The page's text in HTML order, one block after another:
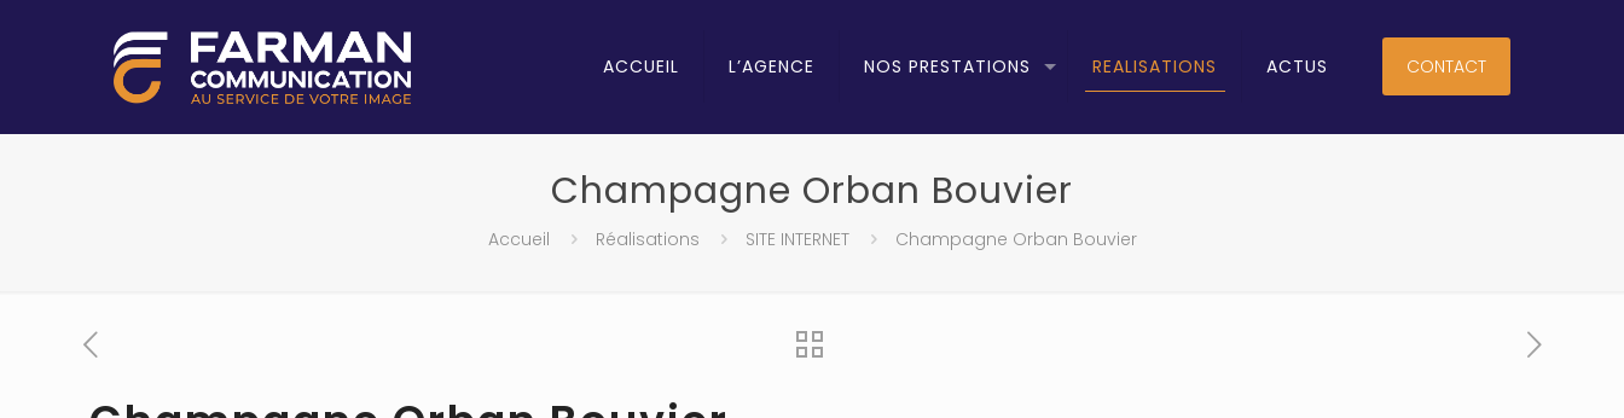
ACCUEIL L’AGENCE NOS PRESTATIONS REALISATIONS ACTUS CONTACT
Champagne Orban Bouvier
Accueil Réalisations SITE INTERNET Champagne Orban Bouvier